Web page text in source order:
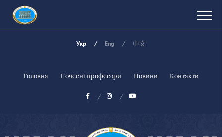
Укр Eng 中文
Головна Почесні професори Новини Контакти